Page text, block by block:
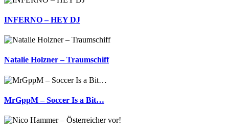
INFERNO – HEY DJ
Natalie Holzner – Traumschiff
MrGppM – Soccer Is a Bit…